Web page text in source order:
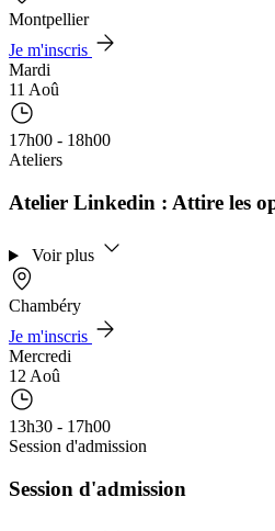
Montpellier
Je m'inscris
Mardi
11 Aoû
17h00 - 18h00
Ateliers
Atelier Linkedin : Attire les
Voir plus
Chambéry
Je m'inscris
Mercredi
12 Aoû
13h30 - 17h00
Session d'admission
Session d'admission